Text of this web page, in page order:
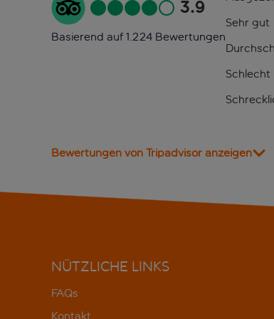
3.9
Basierend auf 1.224 Bewertungen
Sehr gut
Schlecht
Bewertungen von Tripadvisor anzeigen
NÜTZLICHE LINKS
FAQs
Kontakt